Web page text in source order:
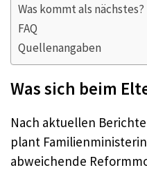
Was kommt als nächstes?
FAQ
Quellenangaben
Was sich beim
Nach aktuellen
plant
abweichende